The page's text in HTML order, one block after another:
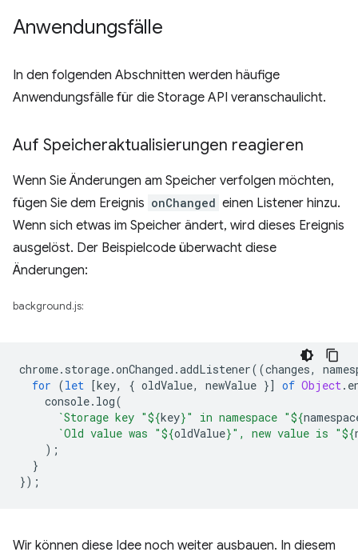
Anwendungsfälle
In den folgenden Abschnitten werden häufige
Anwendungsfälle für die Storage API veranschaulicht.
Auf Speicheraktualisierungen reagieren
Wenn Sie Änderungen am Speicher verfolgen möchten,
fügen Sie dem Ereignis onChanged einen Listener hinzu.
Wenn sich etwas im Speicher ändert, wird dieses Ereignis
ausgelöst. Der Beispielcode überwacht diese
Änderungen:
background.js:
chrome. storage.onChanged .addListener((changes,
for (let [key, { oldValue, newValue }] of Object.
console. log(
`Storage key "${key}" in namespace "${
`Old value was "${oldValue}", new value is "${
);
}
});
Wir können diese Idee noch weiter ausbauen. In diesem